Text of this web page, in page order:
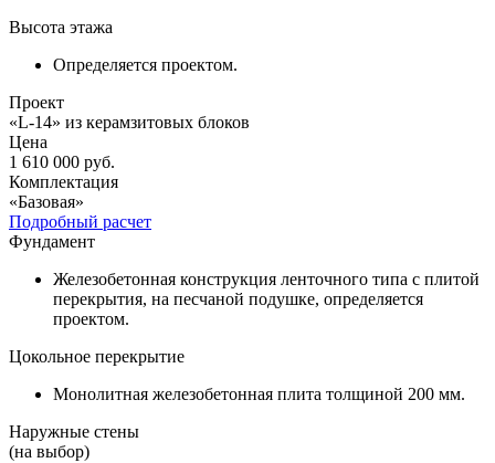
Высота этажа
Определяется проектом.
Проект
«L-14» из керамзитовых блоков
Цена
1 610 000 руб.
Комплектация
«Базовая»
Подробный расчет
Фундамент
Железобетонная конструкция ленточного типа с плитой
перекрытия, на песчаной подушке, определяется
проектом.
Цокольное перекрытие
Монолитная железобетонная плита толщиной 200 мм.
Наружные стены
(на выбор)